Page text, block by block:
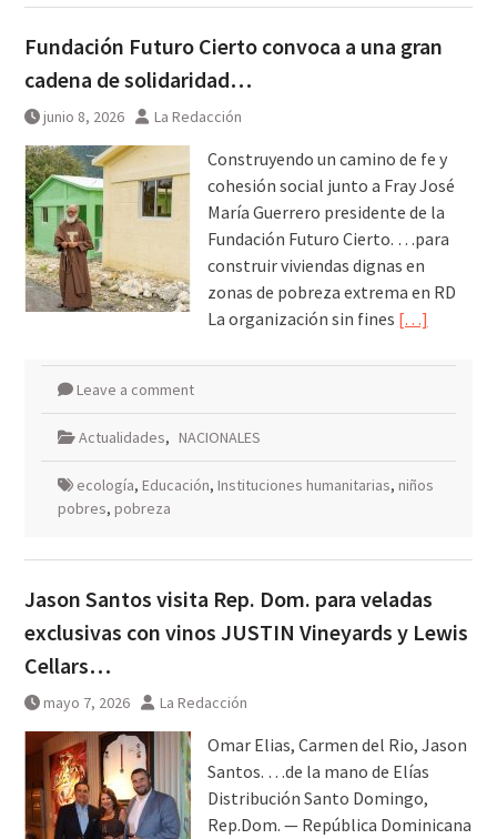
Fundación Futuro Cierto convoca a una gran
cadena de solidaridad…
junio 8, 2026 La Redacción
Construyendo un camino de fe y
cohesión social junto a Fray José
María Guerrero presidente de la
Fundación Futuro Cierto. …para
construir viviendas dignas en
zonas de pobreza extrema en RD
La organización sin fines […]
Leave a comment
Actualidades, NACIONALES
ecología, Educación, Instituciones humanitarias, niños
pobres, pobreza
Jason Santos visita Rep. Dom. para veladas
exclusivas con vinos JUSTIN Vineyards y Lewis
Cellars…
mayo 7, 2026 La Redacción
Omar Elias, Carmen del Rio, Jason
Santos. …de la mano de Elías
Distribución Santo Domingo,
Rep.Dom. — República Dominicana